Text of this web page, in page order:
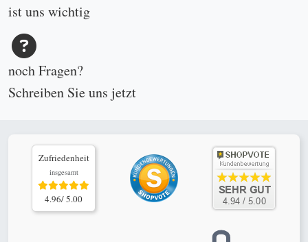
ist uns wichtig
noch Fragen?
Schreiben Sie uns jetzt
Zufriedenheit
insgesamt
4.96/ 5.00